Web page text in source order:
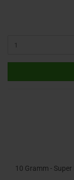
10 Gramm -